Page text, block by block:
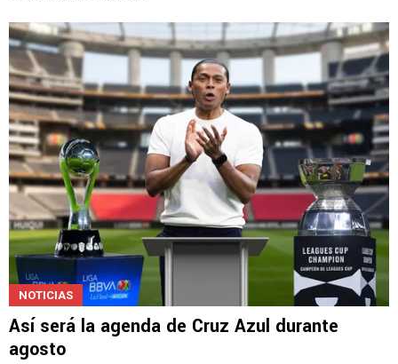
NOTICIAS
Así será la agenda de Cruz Azul durante
agosto